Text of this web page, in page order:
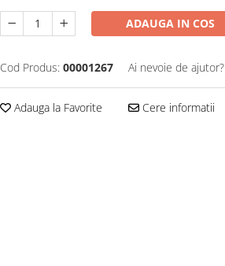
ADAUGA IN COS
Cod Produs: 00001267 Ai nevoie de ajutor?
Adauga la Favorite Cere informatii